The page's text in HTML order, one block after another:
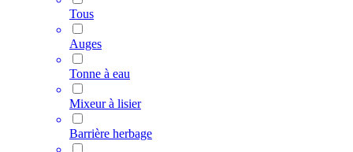
Tous
Auges
Tonne à eau
Mixeur à lisier
Barrière herbage